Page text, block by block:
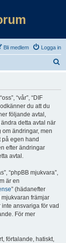
Logga in
Bli medlem
“vår”, “DIF
du att du
följande avtal,
detta avtal när
om ändringar, men
egen hand
efter ändringar
avtal.
“phpBB mjukvara”,
är en
” (hädanefter
mjukvaran främjar
ansvariga för vad
För mer
förtalande, hatiskt,